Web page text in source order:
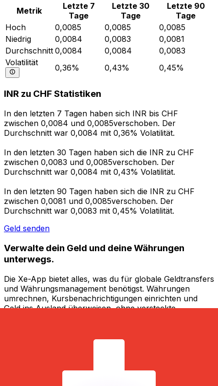
Metrik
Letzte 7
Tage
Letzte 30
Tage
Letzte 90
Tage
Hoch
0,0085 0,0085
0,0085
Niedrig
0,0084 0,0083
0,0081
Durchschnitt 0,0084 0,0084
0,0083
Volatilität
0,36% 0,43% 0,45%
INR zu CHF Statistiken
In den letzten 7 Tagen haben sich INR bis CHF
zwischen 0,0084 und 0,0085verschoben. Der
Durchschnitt war 0,0084 mit 0,36% Volatilität.
In den letzten 30 Tagen haben sich die INR zu CHF
zwischen 0,0083 und 0,0085verschoben. Der
Durchschnitt war 0,0084 mit 0,43% Volatilität.
In den letzten 90 Tagen haben sich die INR zu CHF
zwischen 0,0081 und 0,0085verschoben. Der
Durchschnitt war 0,0083 mit 0,45% Volatilität.
Geld senden
Verwalte dein Geld und deine Währungen
unterwegs.
Die Xe-App bietet alles, was du für globale Geldtransfers
und Währungsmanagement benötigst. Währungen
umrechnen, Kursbenachrichtigungen einrichten und
Geld ins Ausland überweisen, ohne versteckte